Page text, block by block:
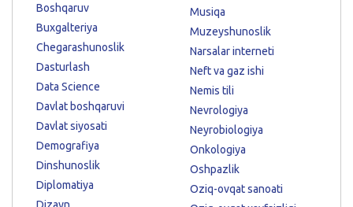
Boshqaruv
Buxgalteriya
Chegarashunoslik
Dasturlash
Data Science
Davlat boshqaruvi
Davlat siyosati
Demografiya
Dinshunoslik
Diplomatiya
Musiqa
Muzeyshunoslik
Narsalar interneti
Neft va gaz ishi
Nemis tili
Nevrologiya
Neyrobiologiya
Onkologiya
Oshpazlik
Oziq-ovqat sanoati